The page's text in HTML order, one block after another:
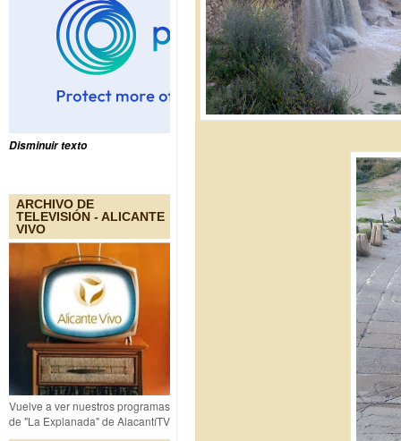
Disminuir texto
ARCHIVO DE
TELEVISIÓN - ALICANTE
VIVO
Vuelve a ver nuestros programas
de "La Explanada" de AlacantíTV